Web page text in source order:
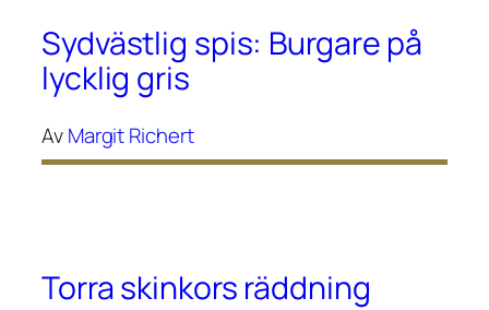
Sydvästlig spis: Burgare på
lycklig gris
AvMargit Richert
Torra skinkors räddning